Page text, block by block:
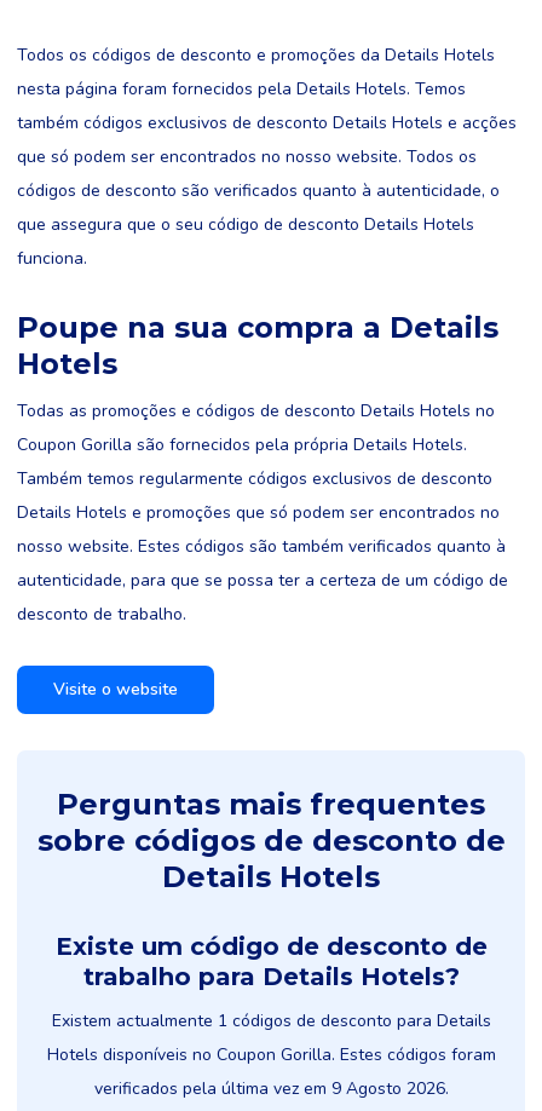
Todos os códigos de desconto e promoções da Details Hotels
nesta página foram fornecidos pela Details Hotels. Temos
também códigos exclusivos de desconto Details Hotels e acções
que só podem ser encontrados no nosso website. Todos os
códigos de desconto são verificados quanto à autenticidade, o
que assegura que o seu código de desconto Details Hotels
funciona.
Poupe na sua compra a Details
Hotels
Todas as promoções e códigos de desconto Details Hotels no
Coupon Gorilla são fornecidos pela própria Details Hotels.
Também temos regularmente códigos exclusivos de desconto
Details Hotels e promoções que só podem ser encontrados no
nosso website. Estes códigos são também verificados quanto à
autenticidade, para que se possa ter a certeza de um código de
desconto de trabalho.
Visite o website
Perguntas mais frequentes
sobre códigos de desconto de
Details Hotels
Existe um código de desconto de
trabalho para Details Hotels?
Existem actualmente 1 códigos de desconto para Details
Hotels disponíveis no Coupon Gorilla. Estes códigos foram
verificados pela última vez em 9 Agosto 2026.